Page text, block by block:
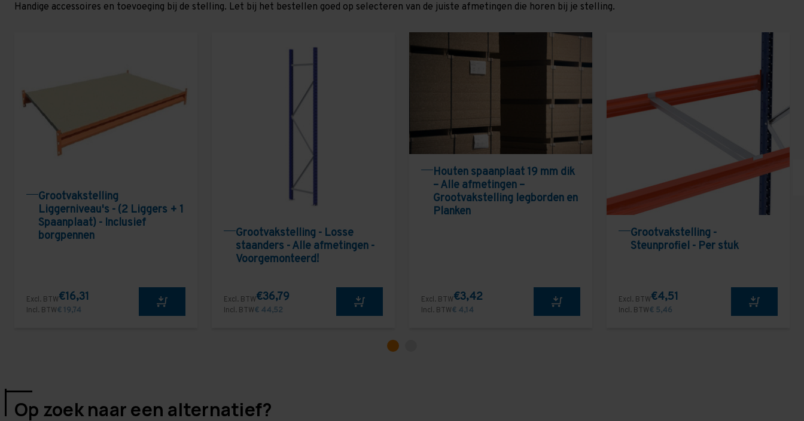
Handige accessoires en toevoeging bij de stelling. Let bij het bestellen goed op selecteren van de juiste afmetingen die horen bij je stelling.
Grootvakstelling
Liggerniveau's - (2 Liggers + 1
Spaanplaat) - Inclusief
borgpennen
Excl. BTW€16,31
Incl. BTW€ 19,74
Grootvakstelling - Losse
staanders - Alle afmetingen -
Voorgemonteerd!
Excl. BTW€36,79
Incl. BTW€ 44,52
Houten spaanplaat 19 mm dik
– Alle afmetingen –
Grootvakstelling legborden en
Planken
Excl. BTW€3,42
Incl. BTW€ 4,14
Grootvakstelling -
Steunprofiel - Per stuk
Excl. BTW€4,51
Incl. BTW€ 5,46
Op zoek naar een alternatief?